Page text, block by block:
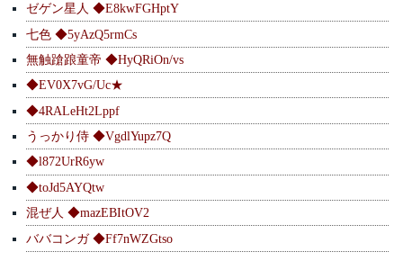
ゼゲン星人 ◆E8kwFGHptY
七色 ◆5yAzQ5rmCs
無触蹌踉童帝 ◆HyQRiOn/vs
◆EV0X7vG/Uc★
◆4RALeHt2Lppf
うっかり侍 ◆VgdlYupz7Q
◆l872UrR6yw
◆toJd5AYQtw
混ぜ人 ◆mazEBItOV2
ババコンガ ◆Ff7nWZGtso